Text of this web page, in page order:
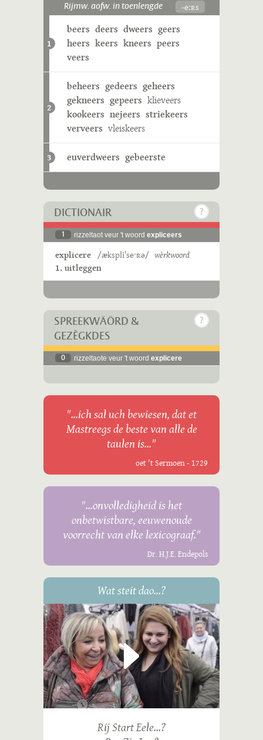
Rijmw. aofw. in toenlengde -eːʀs
1
beers deers dweers geers
heers keers kneers peers
veers
2
beheers gedeers geheers
gekneers gepeers klieveers
kookeers nejeers striekeers
verveers vleiskeers
3 euverdweers gebeerste
DICTIONAIR
1 rizzeltaot veur 't woord expliceers
explicere /ækspliˈseˑʀə/ wèrkwoord
1. uitleggen
SPREEKWÄÖRD &
GEZÈGKDES
0 rizzeltaote veur 't woord explicere
"...ich sal uch bewiesen, dat et
Mastreegs de beste van alle de
taulen is..."
oet 't Sermoen - 1729
"...onvolledigheid is het
onbetwistbare, eeuwenoude
voorrecht van elke lexicograaf."
Dr. H.J.E. Endepols
Wat steit dao...?
Rij Start Eele...?